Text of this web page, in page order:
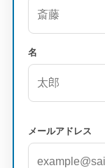
名
メールアドレス